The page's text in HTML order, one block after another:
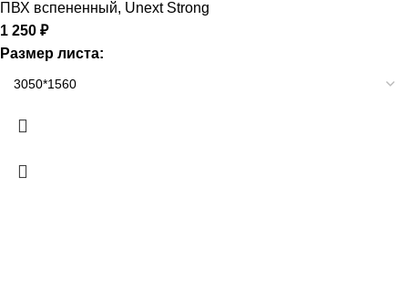
ПВХ вспененный, Unext Strong
1 250 ₽
Размер листа: